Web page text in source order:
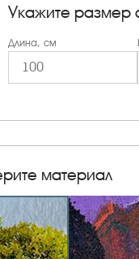
Укажите размер
Длина, см
материал